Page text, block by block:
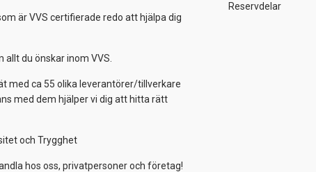
är VVS certifierade redo att hjälpa dig
du önskar inom VVS.
med ca 55 olika leverantörer/tillverkare
med dem hjälper vi dig att hitta rätt
och Trygghet
hos oss, privatpersoner och företag!
Reservdelar